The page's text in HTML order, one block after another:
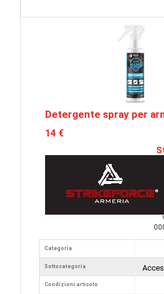
Detergente spray per
14 €
Categoria
Sottocategoria
Condizioni articolo